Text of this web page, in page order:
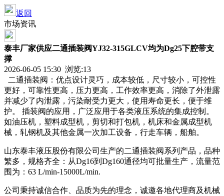
返回
市场资讯
泰丰厂家供应二通插装阀YJ32-315GLCV均为Dg25下腔带支
撑
2026-06-05 15:30 浏览:13
二通插装阀：优点设计灵巧，成本较低，尺寸较小，可控性
更好，可靠性更高，压力更高，工作效率更高，消除了外泄露
并减少了内泄露，污染耐受力更大，使用寿命更长，便于维
护。 插装阀的应用，广泛应用于各类液压系统的集成控制。
如油压机，塑料成型机，剪切和打包机，机床和金属成型机
械，轧钢机及其他金属一次加工设备，行走车辆，船舶。
山东泰丰液压股份有限公司生产的二通插装阀系列产品，品种
繁多，规格齐全：从Dg16到Dg160通径均可批量生产，流量范
围为：63 L/min-15000L/min.
公司秉持诚信合作、品质为先的理念，诚邀各地代理商及机械